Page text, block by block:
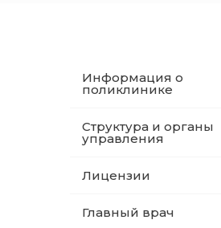
Информация о
поликлинике
Структура и органы
управления
Лицензии
Главный врач